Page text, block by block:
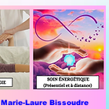
Marie-Laure Bissoudre